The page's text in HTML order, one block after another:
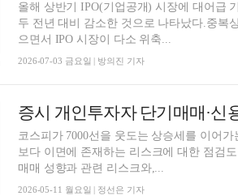
올해 상반기 IPO(기업공개) 시장에 대어급
두 전년 대비 감소한 것으로 나타났다.중복
으면서 IPO 시장이 다소 위축...
2026-07-03 금요일 | 방의진 기자
코스피가 7000선을 웃도는 상승세를 이어
보다 이면에 존재하는 리스크에 대한 점검
매매 성향과 관련 리스크와,...
2026-05-11 월요일 | 정선은 기자